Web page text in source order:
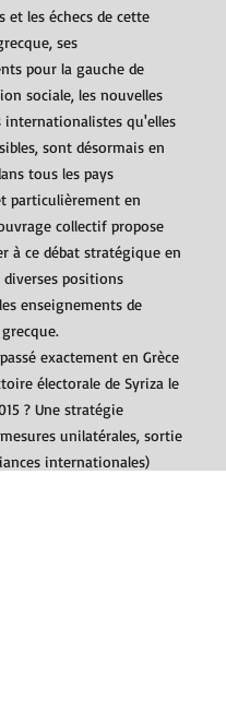
et les échecs de cette
ses
pour la gauche de
sociale, les nouvelles
internationalistes qu'elles
sont désormais en
tous les pays
particulièrement en
collectif propose
à ce débat stratégique en
positions
enseignements de
exactement en Grèce
électorale de Syriza le
? Une stratégie
unilatérales, sortie
internationales)